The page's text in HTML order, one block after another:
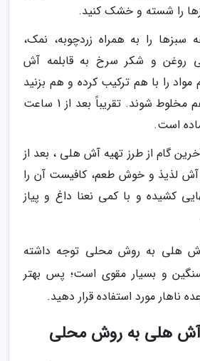
را شسته و خشک کنید.
سبزها را به همراه زردچوبه، نمک،
روغن و شکر سرخ به قابلمه آش
مواد را با هم ترکیب کرده و هم بزنید
تا به خوبی با هم مخلوط شوند. تقریباً بعد از 1 ساعت
است.
گام از طرز تهیه آش هلی ، بعد از
آش لذیذ و خوش طعم، کافیست آن را
کشیده و با کمی نعنا داغ و پیاز
آش هلی به روش محلی توجه داشته
و بسیار مقوی است؛ پس بهتر
ناهار مورد استفاده قرار دهید.
آش هلی به روش محلی